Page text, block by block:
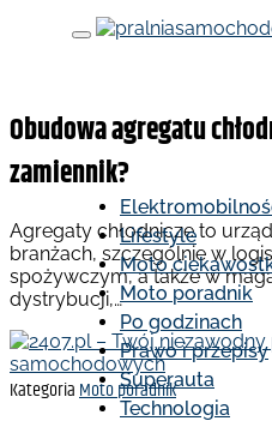
Skip to content
Lifestyle
Moto
Moto poradnik
Po godzinach
Prawo i przepisy
Superauta
Technologia
Obudowa agregatu
zamiennik?
Agregaty chłodnicze to
branżach, szczególnie w
spożywczym, a także w
dystrybucji,…
KategoriaMoto poradnik